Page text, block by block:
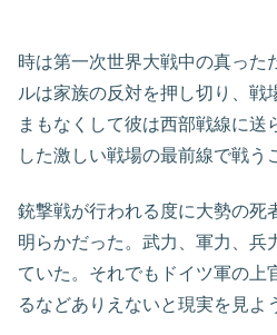
時は第一次世界大戦中の真った
ルは家族の反対を押し切り、戦
まもなくして彼は西部戦線に送
した激しい戦場の最前線で戦う
銃撃戦が行われる度に大勢の死
明らかだった。武力、軍力、兵
ていた。それでもドイツ軍の上
るなどありえないと現実を見よ